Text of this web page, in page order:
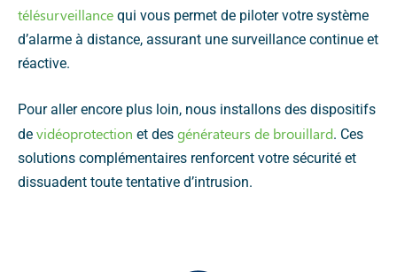
télésurveillance qui vous permet de piloter votre système
d’alarme à distance, assurant une surveillance continue et
réactive.
Pour aller encore plus loin, nous installons des dispositifs
de vidéoprotection et des générateurs de brouillard. Ces
solutions complémentaires renforcent votre sécurité et
dissuadent toute tentative d’intrusion.